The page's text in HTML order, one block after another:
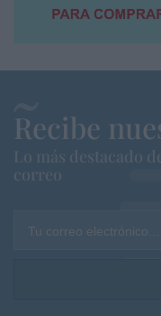
Recibe
Lo más destacado
correo
Tu correo electrónico...